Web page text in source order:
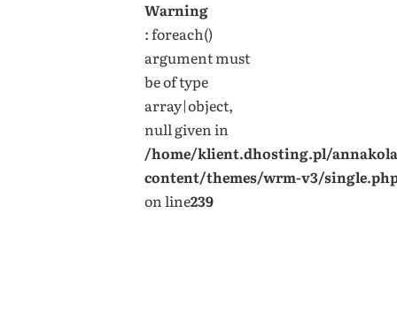
Warning
: foreach()
argument must
be of type
array|object,
null given in
/home/klient.dhosting.pl/
content/themes/wrm-v3/
on line239